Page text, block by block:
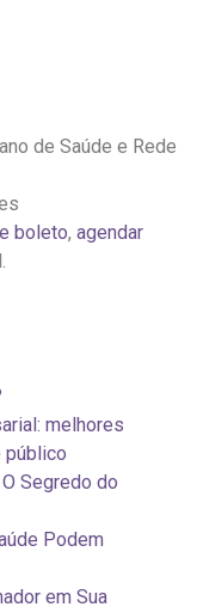
de Saúde e Rede
boleto, agendar
melhores
público
Segredo do
Podem
em Sua